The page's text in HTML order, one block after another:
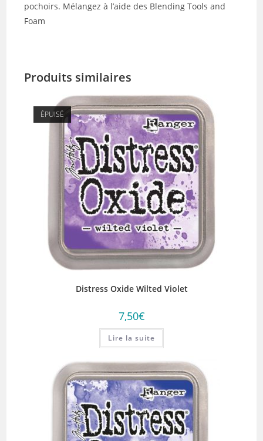
pochoirs. Mélangez à l’aide des Blending Tools and
Foam
Produits similaires
ÉPUISÉ
Distress Oxide Wilted Violet
7,50€
Lire la suite